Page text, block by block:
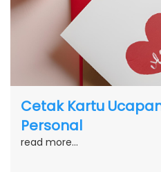
Cetak Kartu
Personal
read more...